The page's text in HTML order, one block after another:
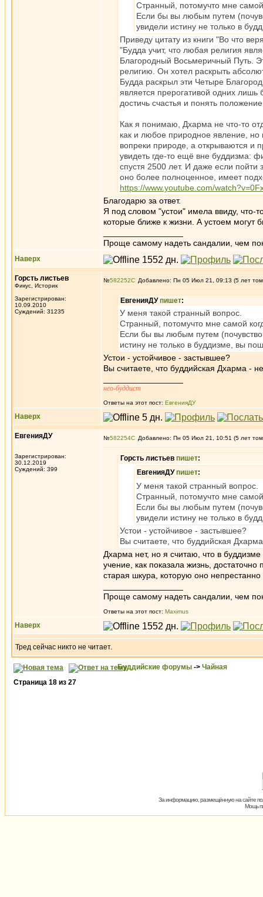
Странный, потомучто мне самой
Если бы вы любым путем
увидели истину не только в
Приведу цитату из книги "Во что
"Будда учит, что любая религия
Благородный Восьмеричный Путь.
религию. Он хотел раскрыть
Будда раскрыл эти Четыре
является прерогативой одних лишь
достичь счастья и понять
Как я понимаю, Дхарма не что-то
как и любое природное явление, но
вопреки природе, а открываются и
увидеть где-то ещё вне буддизма:
спустя 2500 лет. И даже если
оно более полноценное, имеет
https://www.youtube.com/
Благодарю за ответ.
Я под словом "устои" имела ввиду, что-
которые ближе к жизни. А устоем могут
Проще самому надеть сандалии, чем
Наверх
Горсть листьев
Фикус, Историк
Зарегистрирован:
10.09.2010
Суждений: 31235
№582252 Добавлено: Пн 05 Июл 21, 09:13 (5 лет
ЕвгенияДУпишет:
У меня такой странный вопрос.
Странный, потомучто мне самой
Если бы вы любым путем
истину не только в буддизме, вы
Устои - устойчивое - застывшее?
Вы считаете, что буддийская Дхарма -
нео-буддист
Ответы на этот пост: ЕвгенияДУ
Наверх
ЕвгенияДУ
Зарегистрирован:
30.12.2019
Суждений: 399
№582254 Добавлено: Пн 05 Июл 21, 10:51 (5 лет
Горсть листьев пишет:
ЕвгенияДУпишет:
У меня такой странный вопрос.
Странный, потомучто мне самой
Если бы вы любым путем
увидели истину не только в
Устои - устойчивое - застывшее?
Вы считаете, что буддийская
Дхарма нет, но я считаю, что в
учение, как показала жизнь,
старая шкура, которую оно непрестанно
Проще самому надеть сандалии, чем
Ответы на этот пост: Maximus
Наверх
Тред сейчас никто не читает.
Буддийские форумы -> Чайная
Страница 18 из 27
За информацию, размещённую на сайте
Мощь